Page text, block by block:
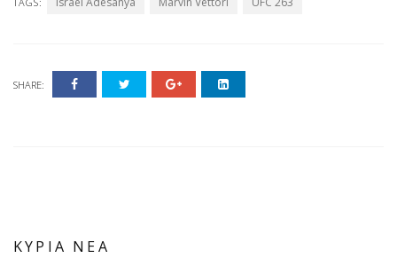
SHARE:
ΚΥΡΙΑ ΝΕΑ